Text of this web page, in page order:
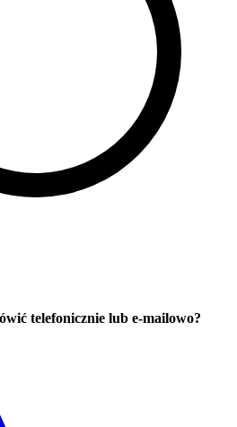
telefonicznie lub e-mailowo?